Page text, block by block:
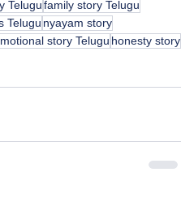
Telugufamily story Telugu
Telugu nyayam story
story Telugu honesty story